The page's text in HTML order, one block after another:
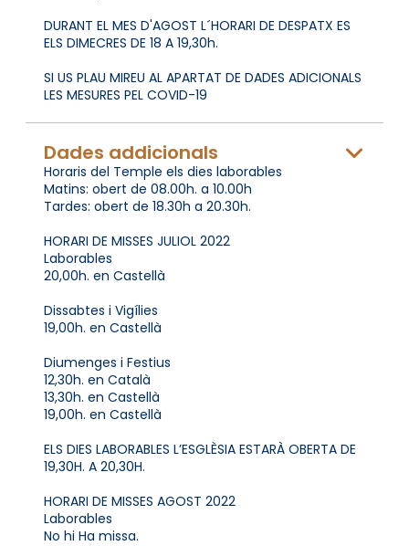
DURANT EL MES D'AGOST L´HORARI DE DESPATX ES
ELS DIMECRES DE 18 A 19,30h.
SI US PLAU MIREU AL APARTAT DE DADES ADICIONALS
LES MESURES PEL COVID-19
Dades addicionals
Horaris del Temple els dies laborables
Matins: obert de 08.00h. a 10.00h
Tardes: obert de 18.30h a 20.30h.
HORARI DE MISSES JULIOL 2022
Laborables
20,00h. en Castellà
Dissabtes i Vigílies
19,00h. en Castellà
Diumenges i Festius
12,30h. en Català
13,30h. en Castellà
19,00h. en Castellà
ELS DIES LABORABLES L’ESGLÈSIA ESTARÀ OBERTA DE
19,30H. A 20,30H.
HORARI DE MISSES AGOST 2022
Laborables
No hi Ha missa.